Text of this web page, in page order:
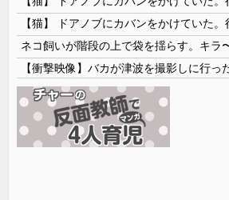
【衝撃映像】バカが津波を撮影しに行っ